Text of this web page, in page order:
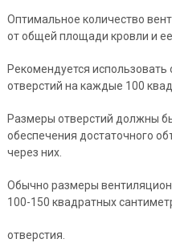
Оптимальное количество
от общей площади кровли и
Рекомендуется
отверстий на каждые 100
Размеры отверстий должны
обеспечения достаточного
через них.
Обычно размеры
100-150 квадратных
отверстия.